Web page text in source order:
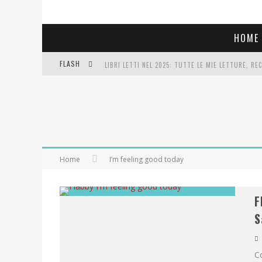
HOME
FLASH LIBRI LETTI NEL 2025: TUTTE LE MIE LETTURE,
Home I’m feeling good today